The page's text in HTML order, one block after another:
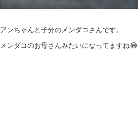
アンちゃんと子分のメンダコさんです。
メンダコのお母さんみたいになってますね😂